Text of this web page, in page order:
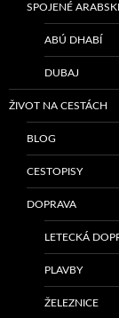
SPOJENÉ
ABÚ DHABÍ
DUBAJ
ŽIVOT NA CESTÁCH
BLOG
CESTOPISY
DOPRAVA
LETECKÁ
PLAVBY
ŽELEZNICE